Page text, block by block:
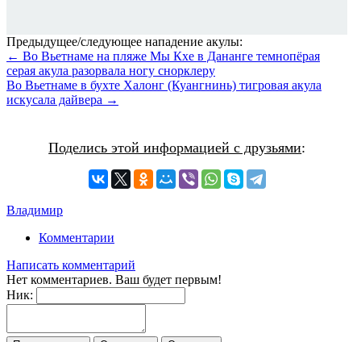
Предыдущее/следующее нападение акулы:
← Во Вьетнаме на пляже Мы Кхе в Дананге темнопёрая
серая акула разорвала ногу снорклеру
Во Вьетнаме в бухте Халонг (Куангнинь) тигровая акула
искусала дайвера →
Поделись этой информацией с друзьями:
Владимир
Комментарии
Написать комментарий
Нет комментариев. Ваш будет первым!
Ник: